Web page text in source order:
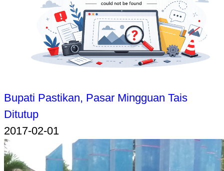
Bupati Pastikan, Pasar Mingguan Tais
Ditutup
2017-02-01